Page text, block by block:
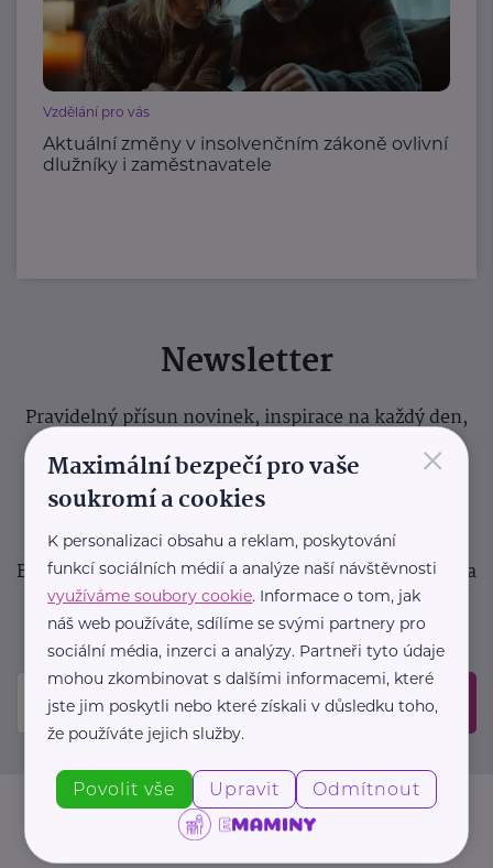
Vzdělání pro vás
Aktuální změny v insolvenčním zákoně ovlivní
dlužníky i zaměstnavatele
Newsletter
Pravidelný přísun novinek, inspirace na každý den,
podpora pro rodiče i sdílení zkušeností. Takový je
Newsletter webu eMaminy.cz. Přihlaste se k jeho
odběru a čtěte o tématech, které vám pomohou
v náročném období nebo zpříjemní rodinný život.
Buďte první, kdo se dozví o nových článcích, akcích a
událostech. Prosíme, potvrďte odběr ve vaší e-
mailové schránce.
Odeslat
×
Maximální bezpečí pro vaše
soukromí a cookies
K personalizaci obsahu a reklam, poskytování
funkcí sociálních médií a analýze naší návštěvnosti
využíváme soubory cookie. Informace o tom, jak
náš web používáte, sdílíme se svými partnery pro
sociální média, inzerci a analýzy. Partneři tyto údaje
mohou zkombinovat s dalšími informacemi, které
jste jim poskytli nebo které získali v důsledku toho,
že používáte jejich služby.
Povolit vše Upravit Odmítnout